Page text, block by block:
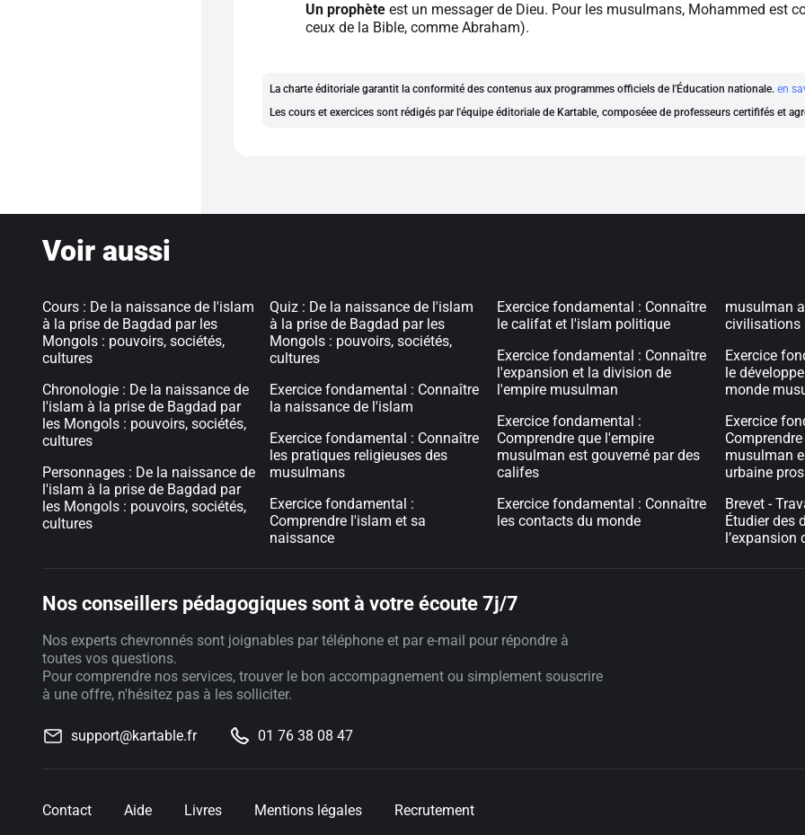
Un prophète est un messager de Dieu. Pour les musulmans, Mohammed est
ceux de la Bible, comme Abraham).
La charte éditoriale garantit la conformité des contenus aux programmes officiels de l'Éducation nationale. en
Les cours et exercices sont rédigés par l'équipe éditoriale de Kartable, composéee de professeurs certififés et
Voir aussi
Cours : De la naissance de l'islam
à la prise de Bagdad par les
Mongols : pouvoirs, sociétés,
cultures
Chronologie : De la naissance de
l'islam à la prise de Bagdad par
les Mongols : pouvoirs, sociétés,
cultures
Personnages : De la naissance de
l'islam à la prise de Bagdad par
les Mongols : pouvoirs, sociétés,
cultures
Quiz : De la naissance de l'islam
à la prise de Bagdad par les
Mongols : pouvoirs, sociétés,
cultures
Exercice fondamental : Connaître
la naissance de l'islam
Exercice fondamental : Connaître
les pratiques religieuses des
musulmans
Exercice fondamental :
Comprendre l'islam et sa
naissance
Exercice fondamental : Connaître
le califat et l'islam politique
Exercice fondamental : Connaître
l'expansion et la division de
l'empire musulman
Exercice fondamental :
Comprendre que l'empire
musulman est gouverné par des
califes
Exercice fondamental : Connaître
les contacts du monde
musulman
civilisations
Exercice
le
monde
Exercice
musulman
urbaine
Brevet -
Étudier des
Nos conseillers pédagogiques sont à votre écoute 7j/7
Nos experts chevronnés sont joignables par téléphone et par e-mail pour répondre à
toutes vos questions.
Pour comprendre nos services, trouver le bon accompagnement ou simplement souscrire
à une offre, n'hésitez pas à les solliciter.
support@kartable.fr 01 76 38 08 47
Contact Aide Livres Mentions légales Recrutement